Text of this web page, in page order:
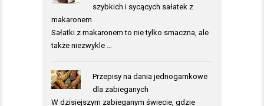
szybkich i sycących sałatek z
makaronem
Sałatki z makaronem to nie tylko smaczna, ale
także niezwykle …
Przepisy na dania jednogarnkowe
dla zabieganych
W dzisiejszym zabieganym świecie, gdzie